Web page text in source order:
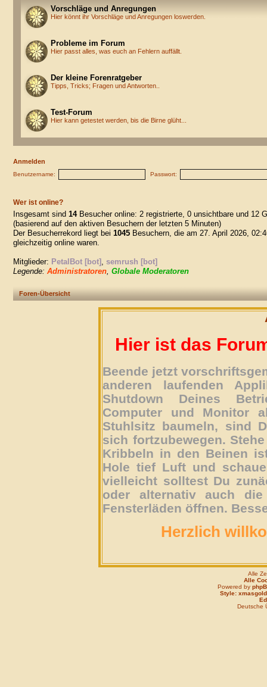
Vorschläge und Anregungen
Hier könnt ihr Vorschläge und Anregungen loswerden.
Probleme im Forum
Hier passt alles, was euch an Fehlern auffällt.
Der kleine Forenratgeber
Tipps, Tricks; Fragen und Antworten..
Test-Forum
Hier kann getestet werden, bis die Birne glüht...
Anmelden
Benutzername: Passwort:
Wer ist online?
Insgesamt sind 14Besucher online: 2 registrierte, 0 unsichtbare und 12
(basierend auf den aktiven Besuchern der letzten 5 Minuten)
Der Besucherrekord liegt bei 1045 Besuchern, die am 27. April 2026,
gleichzeitig online waren.
Mitglieder: PetalBot [bot] , semrush [bot]
Legende: Administratoren, Globale Moderatoren
Foren-Übersicht
Hier ist das
Beende jetzt
anderen laufenden
Shutdown Deines
Computer und Monitor
Stuhlsitz baumeln, sind
sich fortzubewegen.
Kribbeln in den Beinen
Hole tief Luft und
vielleicht solltest Du
oder alternativ auch
Fensterläden öffnen.
Herzlich
Alle
Alle
Powered by
Style: xmasgold
Deutsche